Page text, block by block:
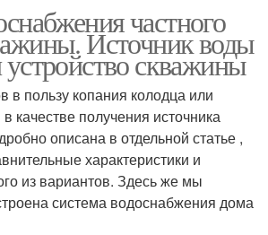
частного
Источник воды
скважины
в пользу копания колодца или
качестве получения источника
описана в отдельной статье ,
характеристики и
из вариантов. Здесь же мы
система водоснабжения дома